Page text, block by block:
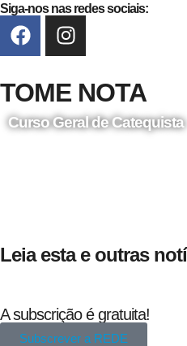
Siga-nos nas redes sociais:
TOME NOTA
Curso Geral de Catequista
Leia esta e outras
A subscrição é gratuita!
Subscrever a REDE